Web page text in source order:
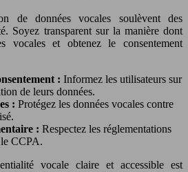
de données vocales soulèvent des
Soyez transparent sur la manière dont
vocales et obtenez le consentement
: Informez les utilisateurs sur
de leurs données.
: Protégez les données vocales contre
: Respectez les réglementations
CCPA.
vocale claire et accessible est